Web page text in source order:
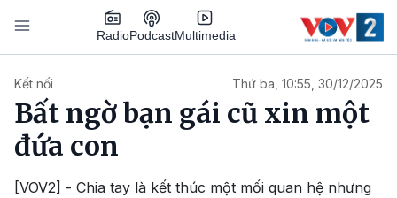
Nhảy đến nội dung
RadioPodcastMultimedia
Kết nối Thứ ba, 10:55, 30/12/2025
Bất ngờ bạn gái cũ xin một
đứa con
[VOV2] - Chia tay là kết thúc một mối quan hệ nhưng